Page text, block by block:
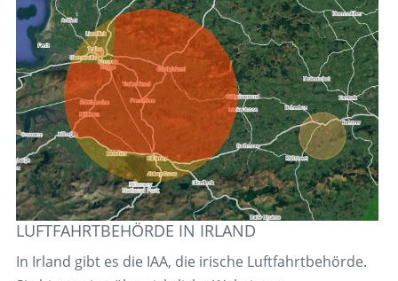
LUFTFAHRTBEHÖRDE IN IRLAND
In Irland gibt es die IAA, die irische Luftfahrtbehörde.